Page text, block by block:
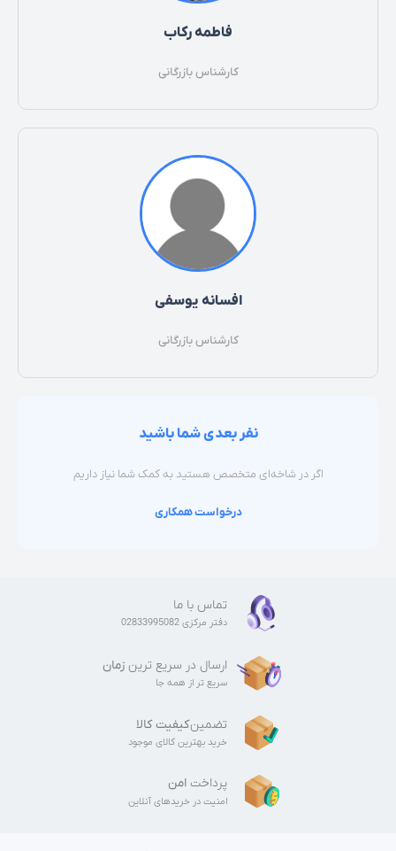
فاطمه رکاب
کارشناس بازرگانی
افسانه یوسفی
کارشناس بازرگانی
نفر بعدی شما باشید
اگر در شاخه‌ای متخصص هستید به کمک شما نیاز داریم
درخواست همکاری
تماس با ما
دفتر مرکزی 02833995082
ارسال در سریع ترینزمان
سریع تر از همه جا
تضمینکیفیت کالا
خرید بهترین کالای موجود
پرداختامن
امنیت در خریدهای آنلاین